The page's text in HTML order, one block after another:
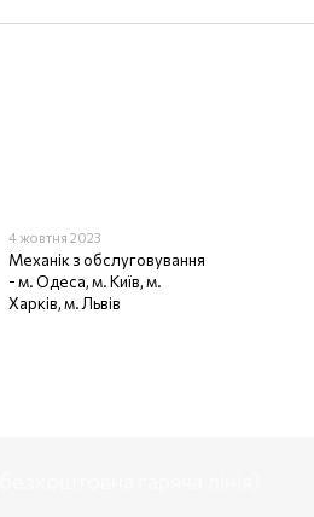
4 жовтня 2023
Механік з обслуговування
- м. Одеса, м. Київ, м.
Харків, м. Львів